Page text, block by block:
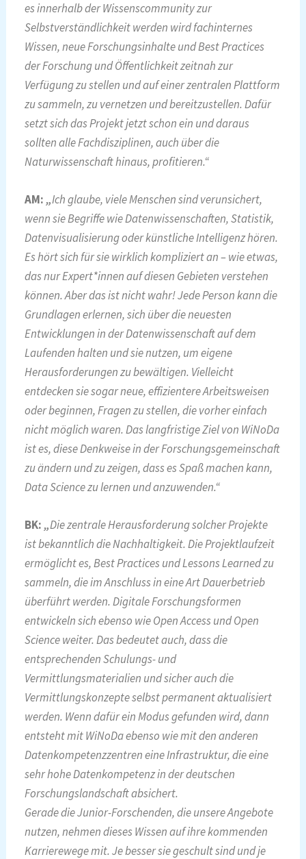
es innerhalb der Wissenscommunity zur
Selbstverständlichkeit werden wird fachinternes
Wissen, neue Forschungsinhalte und Best Practices
der Forschung und Öffentlichkeit zeitnah zur
Verfügung zu stellen und auf einer zentralen Plattform
zu sammeln, zu vernetzen und bereitzustellen. Dafür
setzt sich das Projekt jetzt schon ein und daraus
sollten alle Fachdisziplinen, auch über die
Naturwissenschaft hinaus, profitieren.“
AM:„Ich glaube, viele Menschen sind verunsichert,
wenn sie Begriffe wie Datenwissenschaften, Statistik,
Datenvisualisierung oder künstliche Intelligenz hören.
Es hört sich für sie wirklich kompliziert an – wie etwas,
das nur Expert*innen auf diesen Gebieten verstehen
können. Aber das ist nicht wahr! Jede Person kann die
Grundlagen erlernen, sich über die neuesten
Entwicklungen in der Datenwissenschaft auf dem
Laufenden halten und sie nutzen, um eigene
Herausforderungen zu bewältigen. Vielleicht
entdecken sie sogar neue, effizientere Arbeitsweisen
oder beginnen, Fragen zu stellen, die vorher einfach
nicht möglich waren. Das langfristige Ziel von WiNoDa
ist es, diese Denkweise in der Forschungsgemeinschaft
zu ändern und zu zeigen, dass es Spaß machen kann,
Data Science zu lernen und anzuwenden.“
BK:„Die zentrale Herausforderung solcher Projekte
ist bekanntlich die Nachhaltigkeit. Die Projektlaufzeit
ermöglicht es, Best Practices und Lessons Learned zu
sammeln, die im Anschluss in eine Art Dauerbetrieb
überführt werden. Digitale Forschungsformen
entwickeln sich ebenso wie Open Access und Open
Science weiter. Das bedeutet auch, dass die
entsprechenden Schulungs- und
Vermittlungsmaterialien und sicher auch die
Vermittlungskonzepte selbst permanent aktualisiert
werden. Wenn dafür ein Modus gefunden wird, dann
entsteht mit WiNoDa ebenso wie mit den anderen
Datenkompetenzzentren eine Infrastruktur, die eine
sehr hohe Datenkompetenz in der deutschen
Forschungslandschaft absichert.
Gerade die Junior-Forschenden, die unsere Angebote
nutzen, nehmen dieses Wissen auf ihre kommenden
Karrierewege mit. Je besser sie geschult sind und je